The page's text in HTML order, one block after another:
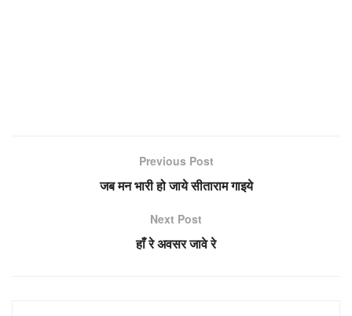
Previous Post
जब मन भारी हो जाये सीताराम गाइये
Next Post
हाँ रे अवसर जावे रे